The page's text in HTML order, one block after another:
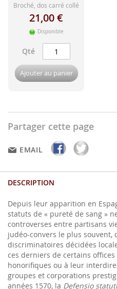
Broché, dos carré collé
21,00 €
Disponible
Qté
Ajouter au panier
Partager cette page
EMAIL
DESCRIPTION
Depuis leur apparition en
statuts de « pureté de sang »
controverses entre partisans
judéo-convers le plus souvent,
discriminatoires décidées
ces derniers de certains
honorifiques ou à leur interdire
groupes et corporations
années 1570, la Defensio